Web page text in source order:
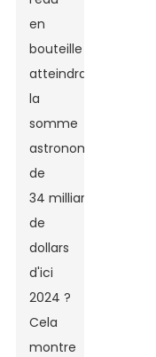
en
bouteille
atteindra
la
somme
astronomique
de
34 milliards
de
dollars
d'ici
2024 ?
Cela
montre